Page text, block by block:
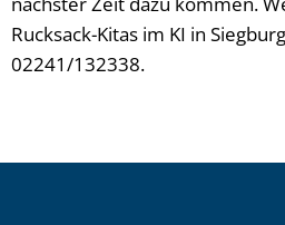
Rucksack-Kitas im KI in
02241/132338.